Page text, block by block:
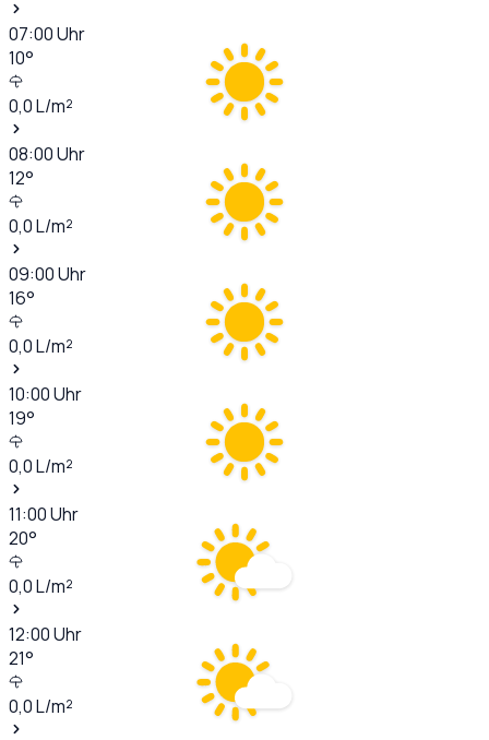
07:00Uhr
10°
0,0L/m²
08:00Uhr
12°
0,0L/m²
09:00Uhr
16°
0,0L/m²
10:00Uhr
19°
0,0L/m²
11:00Uhr
20°
0,0L/m²
12:00Uhr
21°
0,0L/m²